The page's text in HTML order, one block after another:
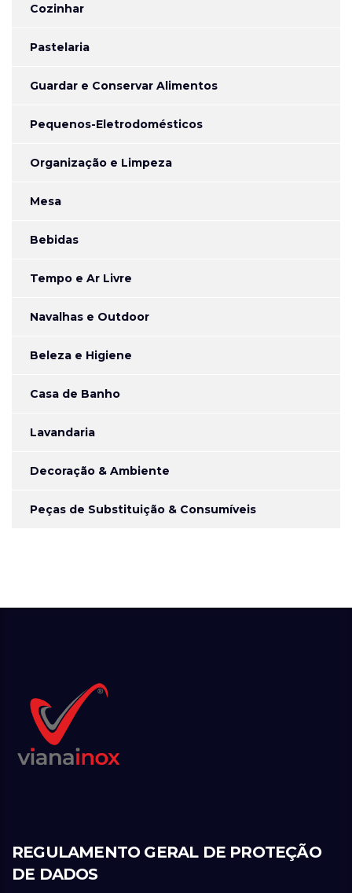
Cozinhar
Pastelaria
Guardar e Conservar Alimentos
Pequenos-Eletrodomésticos
Organização e Limpeza
Mesa
Bebidas
Tempo e Ar Livre
Navalhas e Outdoor
Beleza e Higiene
Casa de Banho
Lavandaria
Decoração & Ambiente
Peças de Substituição & Consumíveis
REGULAMENTO GERAL DE PROTEÇÃO
DE DADOS